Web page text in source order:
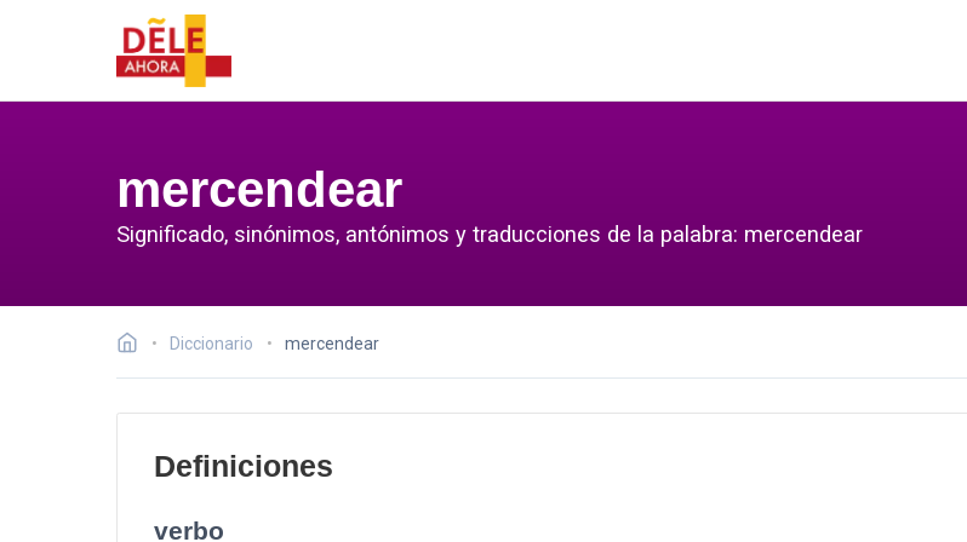
mercendear
Significado, sinónimos, antónimos y traducciones de la palabra: mercendear
Diccionario mercendear
Definiciones
verbo